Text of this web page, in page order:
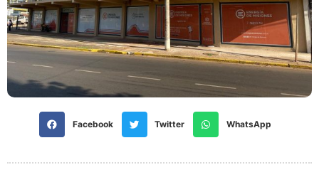
Facebook Twitter WhatsApp